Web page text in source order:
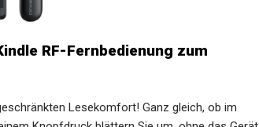
RF-Fernbedienung zum
Lesekomfort! Ganz gleich, ob im